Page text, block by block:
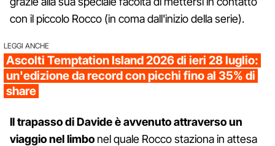
con il piccolo Rocco (in coma dall'inizio della serie).
LEGGI ANCHE
Ascolti Temptation Island 2026 di ieri 28 luglio:
un'edizione da record con picchi fino al 35% di
share
Il trapasso di Davide è avvenuto attraverso un
viaggio nel limbo nel quale Rocco staziona in attesa